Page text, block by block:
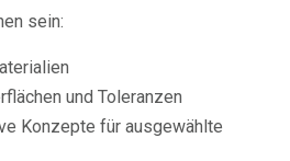
sein:
und Toleranzen
Konzepte für ausgewählte